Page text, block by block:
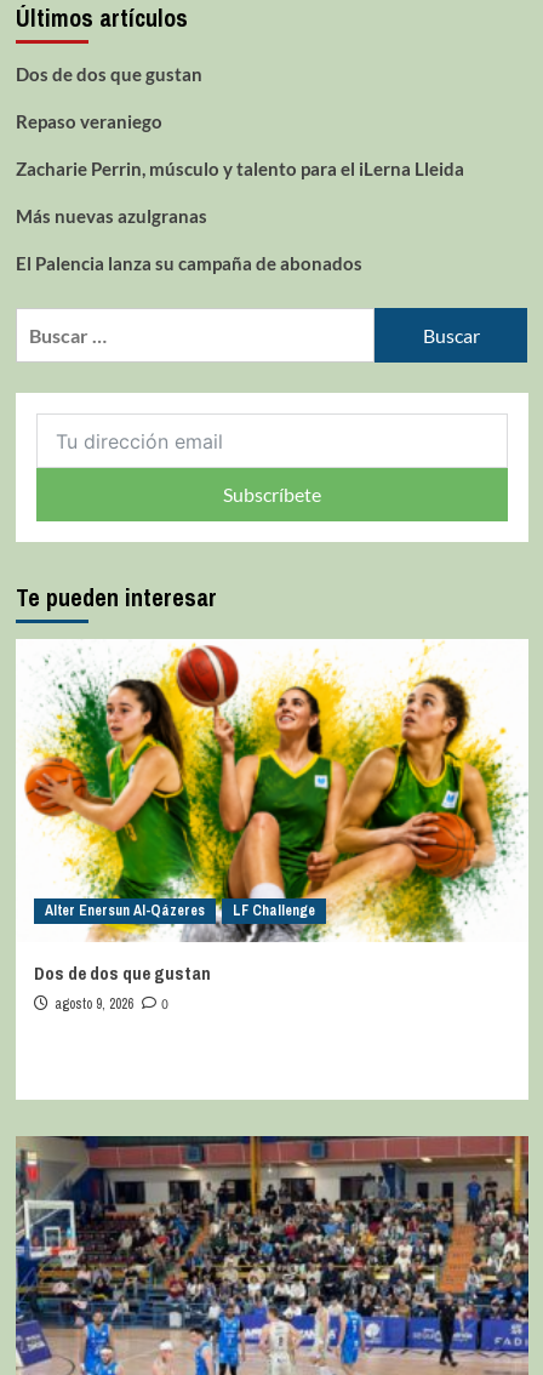
Últimos artículos
Dos de dos que gustan
Repaso veraniego
Zacharie Perrin, músculo y talento para el iLerna Lleida
Más nuevas azulgranas
El Palencia lanza su campaña de abonados
Subscríbete
Te pueden interesar
Alter Enersun Al-Qázeres LF Challenge
Dos de dos que gustan
agosto 9, 2026 0